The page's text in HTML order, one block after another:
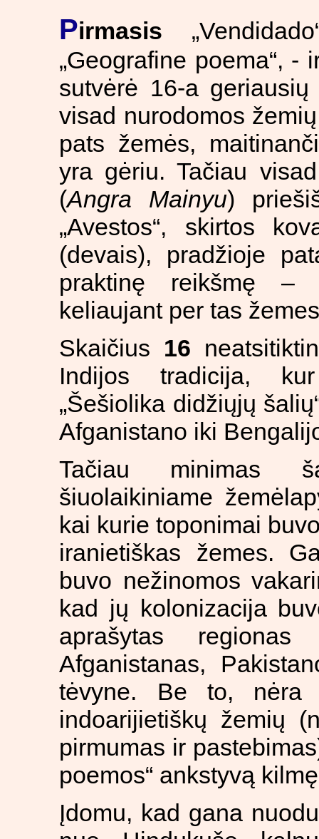
Pirmasis
„Geografine poema“, -
sutvėrė 16-a
visad nurodomos
pats žemės,
yra gėriu. Tačiau
(Angra Mainyu)
„Avestos“, skirtos
(devais), pradžioje
praktinę reikšmę –
keliaujant per tas
Skaičius 16
Indijos tradicija,
„Šešiolika didžiųjų
Afganistano iki
Tačiau minimas
šiuolaikiniame
kai kurie toponimai
iranietiškas žemes.
buvo nežinomos
kad jų kolonizacija
aprašytas
Afganistanas,
tėvyne. Be to, nėra
indoarijietiškų žemių
pirmumas ir
poemos“ ankstyvą
Įdomu, kad gana